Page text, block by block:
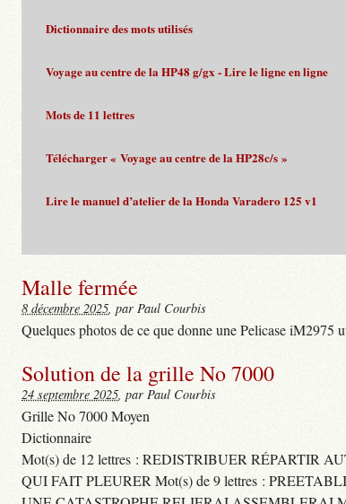
Dictionnaire des mots utilisés
Voyage au centre de la HP48 g/gx - Lire le ligne en ligne
Mots de 11 lettres
Télécharger « Voyage au centre de la HP28c/s »
Lire le manuel d’atelier de la Honda Varadero 125 v1
Malle fermée
8 décembre 2025, par Paul Courbis
Quelques photos de ce que donne une Pelicase iM2975
Solution de la grille No 7000
24 septembre 2025, par Paul Courbis
Grille No 7000 Moyen
Dictionnaire
Mot(s) de 12 lettres : REDISTRIBUER RÉPARTIR
QUI FAIT PLEURER Mot(s) de 9 lettres :